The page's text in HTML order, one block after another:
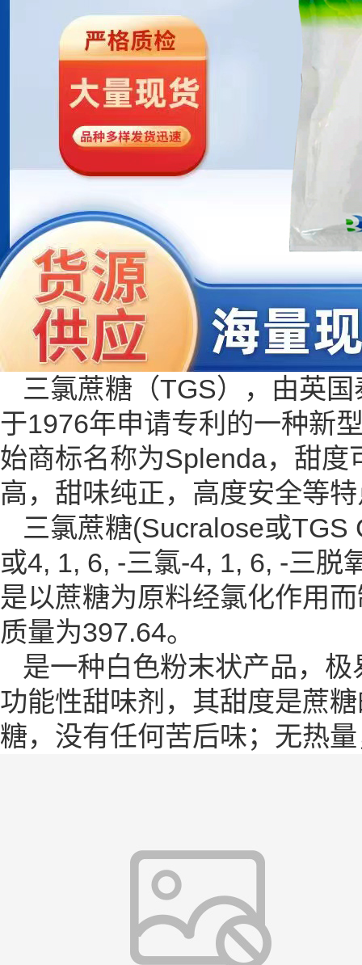
三氯蔗糖（TGS），由英
于1976年申请专利的一种新
始商标名称为Splenda，甜
高，甜味纯正，高度安全等
三氯蔗糖(Sucralose或TGS
或4, 1, 6, -三氯-4, 1, 6, -三
是以蔗糖为原料经氯化作用
质量为397.64。
是一种白色粉末状产品，极
功能性甜味剂，其甜度是蔗
糖，没有任何苦后味；无热